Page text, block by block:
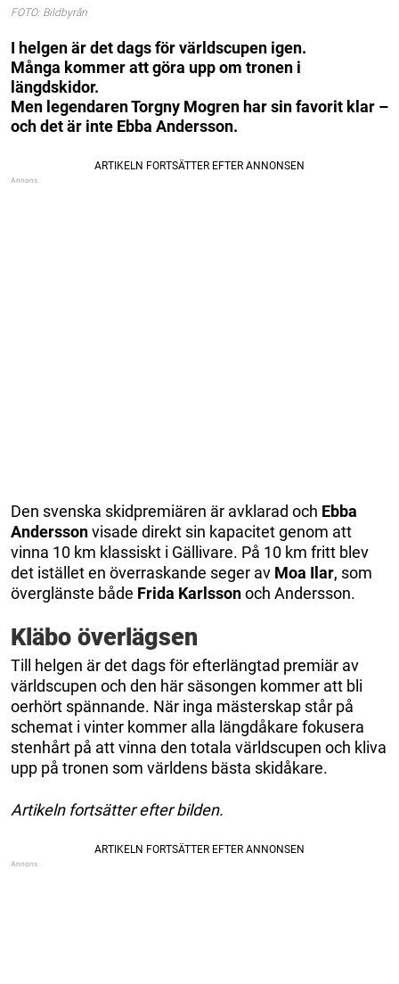
FOTO: Bildbyrån
I helgen är det dags för världscupen igen.
Många kommer att göra upp om tronen i
längdskidor.
Men legendaren Torgny Mogren har sin favorit klar –
och det är inte Ebba Andersson.
Den svenska skidpremiären är avklarad och Ebba
Anderssonvisade direkt sin kapacitet genom att
vinna 10 km klassiskt i Gällivare. På 10 km fritt blev
det istället en överraskande seger av Moa Ilar, som
överglänste både Frida Karlssonoch Andersson.
Kläbo överlägsen
Till helgen är det dags för efterlängtad premiär av
världscupen och den här säsongen kommer att bli
oerhört spännande. När inga mästerskap står på
schemat i vinter kommer alla längdåkare fokusera
stenhårt på att vinna den totala världscupen och kliva
upp på tronen som världens bästa skidåkare.
Artikeln fortsätter efter bilden.